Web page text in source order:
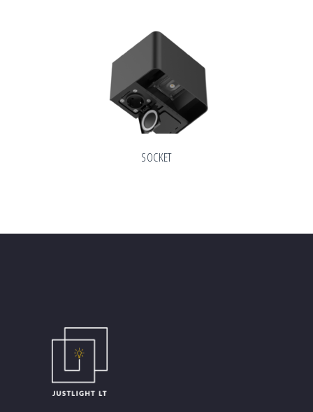
SOCKET